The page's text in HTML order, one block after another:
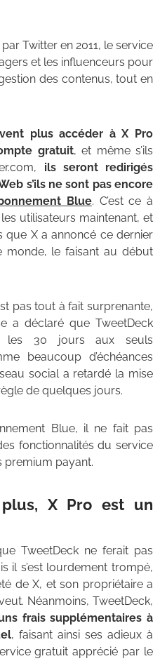
Twitter en 2011, le service
et les influenceurs pour
des contenus, tout en
plus accéder à X Pro
gratuit, et même s’ils
ils seront redirigés
s’ils ne sont pas encore
Blue. C’est ce à
utilisateurs maintenant, et
que X a annoncé ce dernier
le faisant au début
pas tout à fait surprenante,
a déclaré que TweetDeck
les 30 jours aux seuls
beaucoup d’échéances
social a retardé la mise
de quelques jours.
Blue, il ne fait pas
fonctionnalités du service
premium payant.
plus, X Pro est un
TweetDeck ne ferait pas
il s’est lourdement trompé,
de X, et son propriétaire a
Néanmoins, TweetDeck,
frais supplémentaires à
, faisant ainsi ses adieux à
gratuit apprécié par le